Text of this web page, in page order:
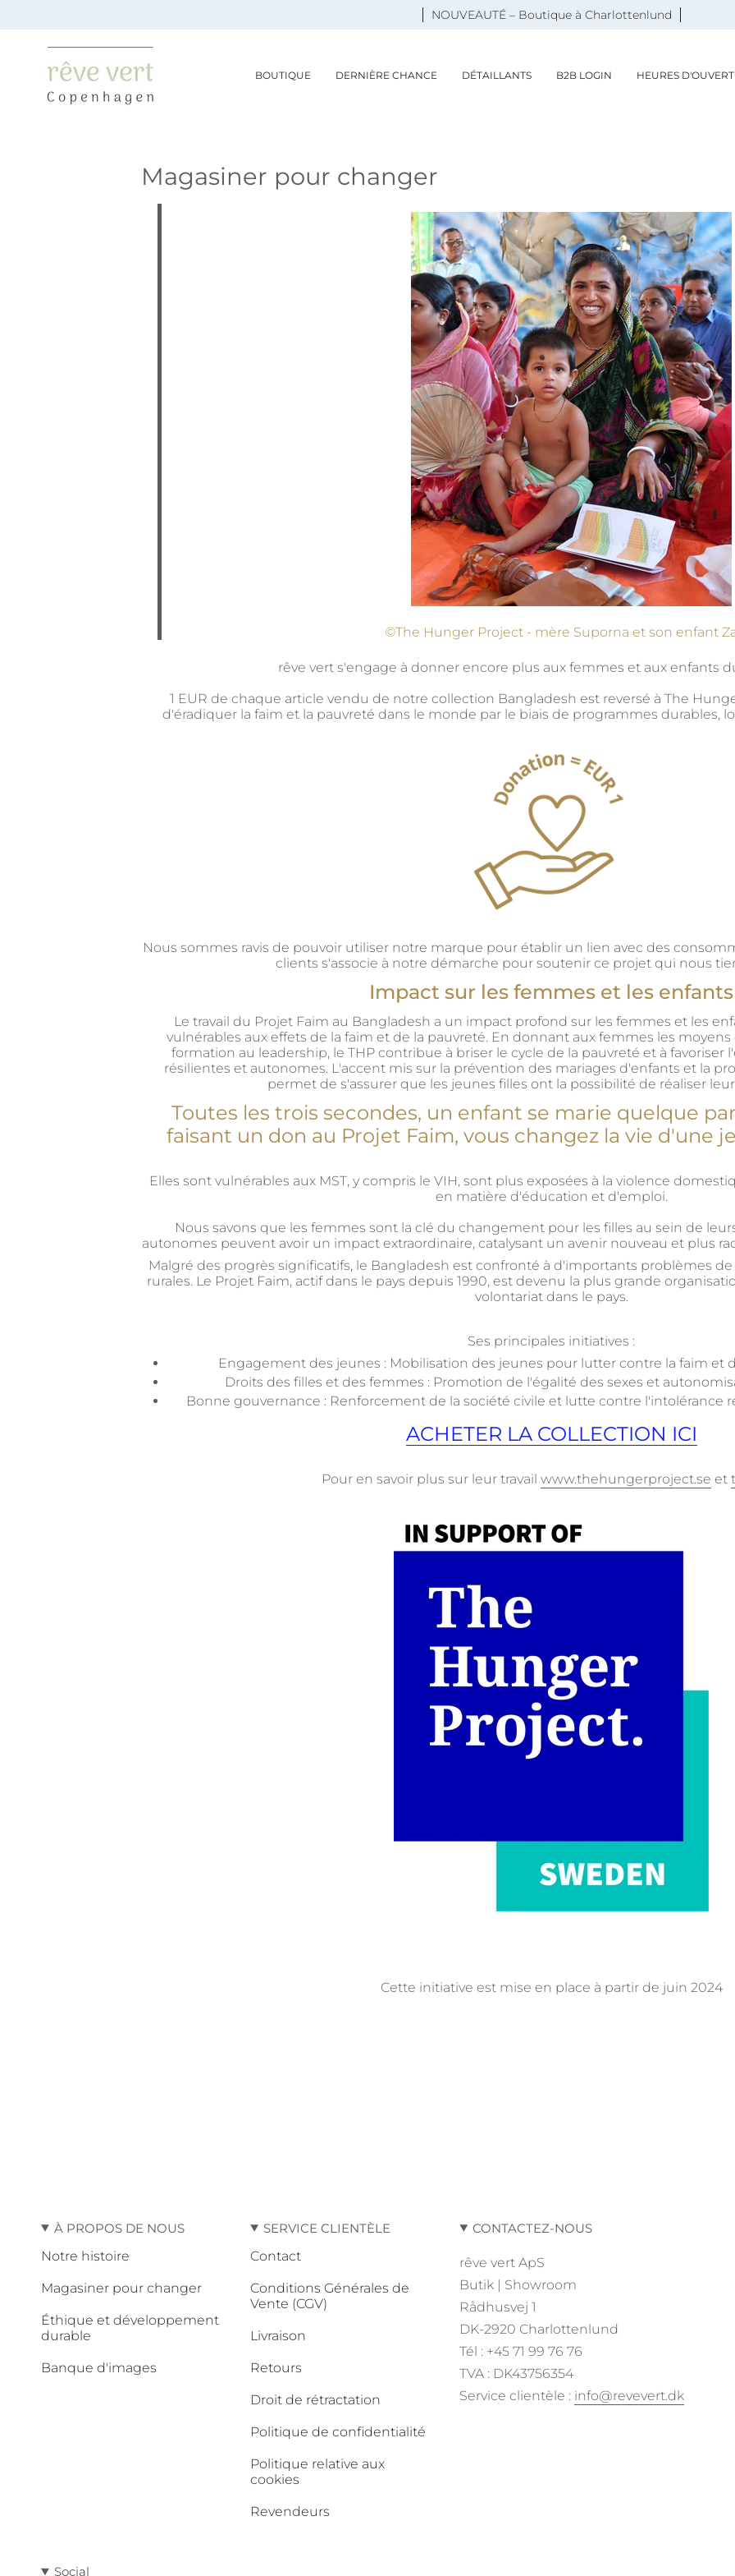
NOUVEAUTÉ – Boutique à Charlottenlund
BOUTIQUE DERNIÈRE CHANCE DÉTAILLANTS B2B LOGIN HEURES
Magasiner pour changer
©The Hunger Project - mère Suporna et son enfant
rêve vert s'engage à donner encore plus aux femmes et aux enfants
1 EUR de chaque article vendu de notre collection Bangladesh est reversé à The
d'éradiquer la faim et la pauvreté dans le monde par le biais de programmes durables,
Nous sommes ravis de pouvoir utiliser notre marque pour établir un lien avec des
clients s'associe à notre démarche pour soutenir ce projet qui nous
Impact sur les femmes et les enfants
Le travail du Projet Faim au Bangladesh a un impact profond sur les femmes et les
vulnérables aux effets de la faim et de la pauvreté. En donnant aux femmes les
formation au leadership, le THP contribue à briser le cycle de la pauvreté et à
résilientes et autonomes. L'accent mis sur la prévention des mariages d'enfants et la
permet de s'assurer que les jeunes filles ont la possibilité de réaliser
Toutes les trois secondes, un enfant se marie quelque
faisant un don au Projet Faim, vous changez la vie d'une
Elles sont vulnérables aux MST, y compris le VIH, sont plus exposées à la violence
en matière d'éducation et d'emploi.
Nous savons que les femmes sont la clé du changement pour les filles au sein de
autonomes peuvent avoir un impact extraordinaire, catalysant un avenir nouveau et plus
Malgré des progrès significatifs, le Bangladesh est confronté à d'importants problèmes
rurales. Le Projet Faim, actif dans le pays depuis 1990, est devenu la plus grande
volontariat dans le pays.
Ses principales initiatives :
Engagement des jeunes : Mobilisation des jeunes pour lutter contre la faim et
Droits des filles et des femmes : Promotion de l'égalité des sexes et
Bonne gouvernance : Renforcement de la société civile et lutte contre l'intolérance
ACHETER LA COLLECTION ICI
Pour en savoir plus sur leur travail www.thehungerproject.se et
Cette initiative est mise en place à partir de juin 2024
À PROPOS DE NOUS
Notre histoire
Magasiner pour changer
Éthique et développement
durable
Banque d'images
SERVICE CLIENTÈLE
Contact
Conditions Générales de
Vente (CGV)
Livraison
Retours
Droit de rétractation
Politique de confidentialité
Politique relative aux
cookies
Revendeurs
CONTACTEZ-NOUS
rêve vert ApS
Butik | Showroom
Rådhusvej 1
DK-2920 Charlottenlund
Tél : +45 71 99 76 76
TVA : DK43756354
Service clientèle : info@revevert.dk
Social